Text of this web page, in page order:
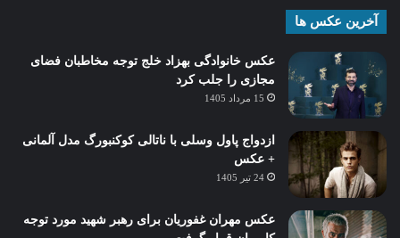
آخرین عکس ها
عکس خانوادگی بهزاد خلج توجه مخاطبان فضای
مجازی را جلب کرد
15 مرداد 1405
ازدواج پاول وسلی با ناتالی کوکنبورگ مدل آلمانی
+ عکس
24 تیر 1405
عکس مهران غفوریان برای رهبر شهید مورد توجه